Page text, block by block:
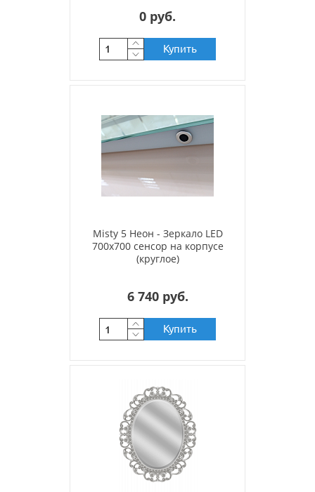
0 руб.
Купить
Misty 5 Неон - Зеркало LED
700х700 сенсор на корпусе
(круглое)
6 740 руб.
Купить